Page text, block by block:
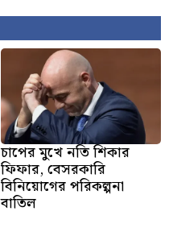
চাপের মুখে নতি শিকার
ফিফার, বেসরকারি
বিনিয়োগের পরিকল্পনা
বাতিল